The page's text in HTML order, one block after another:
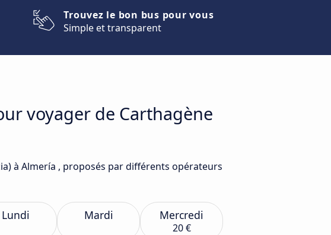
Trouvez le bon bus pour vous
Simple et transparent
voyager de Carthagène
à Almería , proposés par différents opérateurs
Lundi Mardi Mercredi
20 €